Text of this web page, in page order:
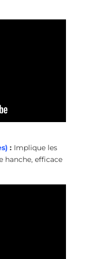
:Implique les
hanche, efficace